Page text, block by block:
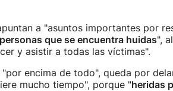
a "asuntos importantes por
que se encuentra huidas",
y asistir a todas las víctimas".
encima de todo", queda por
mucho tiempo", porque "heridas